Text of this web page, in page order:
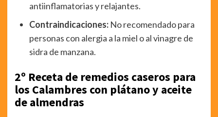
antiinflamatorias y relajantes.
Contraindicaciones: No recomendado para
personas con alergia a la miel o al vinagre de
sidra de manzana.
2º Receta de remedios caseros para
los Calambres con plátano y aceite
de almendras